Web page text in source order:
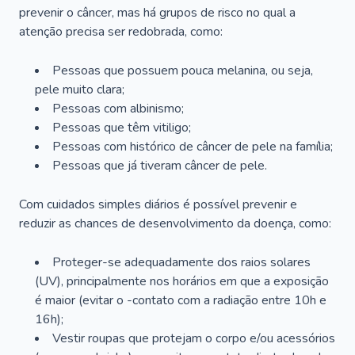
prevenir o câncer, mas há grupos de risco no qual a
atenção precisa ser redobrada, como:
Pessoas que possuem pouca melanina, ou seja,
pele muito clara;
Pessoas com albinismo;
Pessoas que têm vitiligo;
Pessoas com histórico de câncer de pele na família;
Pessoas que já tiveram câncer de pele.
Com cuidados simples diários é possível prevenir e
reduzir as chances de desenvolvimento da doença, como:
Proteger-se adequadamente dos raios solares
(UV), principalmente nos horários em que a exposição
é maior (evitar o -contato com a radiação entre 10h e
16h);
Vestir roupas que protejam o corpo e/ou acessórios